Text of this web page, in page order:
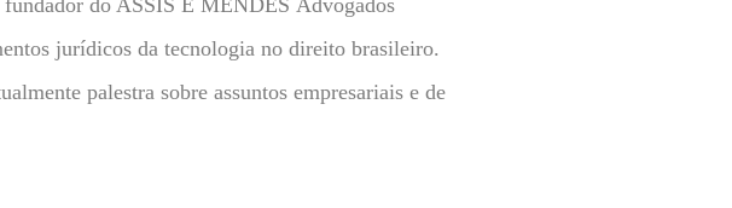
jurídicos da tecnologia no direito brasileiro.
palestra sobre assuntos empresariais e de